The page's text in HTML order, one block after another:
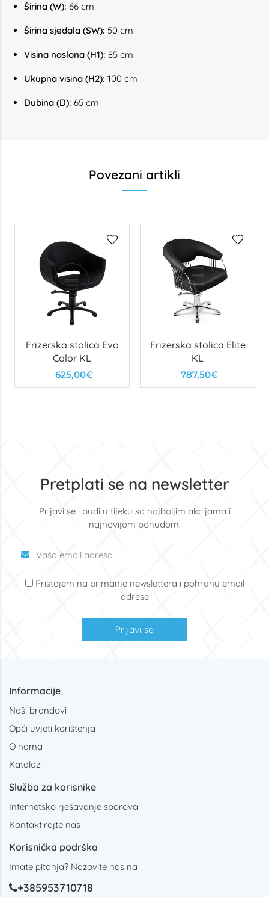
Širina (W): 66 cm
Širina sjedala (SW): 50 cm
Visina naslona (H1): 85 cm
Ukupna visina (H2): 100 cm
Dubina (D): 65 cm
Povezani artikli
Frizerska stolica Evo
Color KL
625,00€
Frizerska stolica Elite
KL
787,50€
Pretplati se na newsletter
Prijavi se i budi u tijeku sa najboljim akcijama i
najnovijom ponudom.
Pristajem na primanje newslettera i pohranu email
adrese
Prijavi se
Informacije
Naši brandovi
Opći uvjeti korištenja
O nama
Katalozi
Služba za korisnike
Internetsko rješavanje sporova
Kontaktirajte nas
Korisnička podrška
Imate pitanja? Nazovite nas na
+385953710718